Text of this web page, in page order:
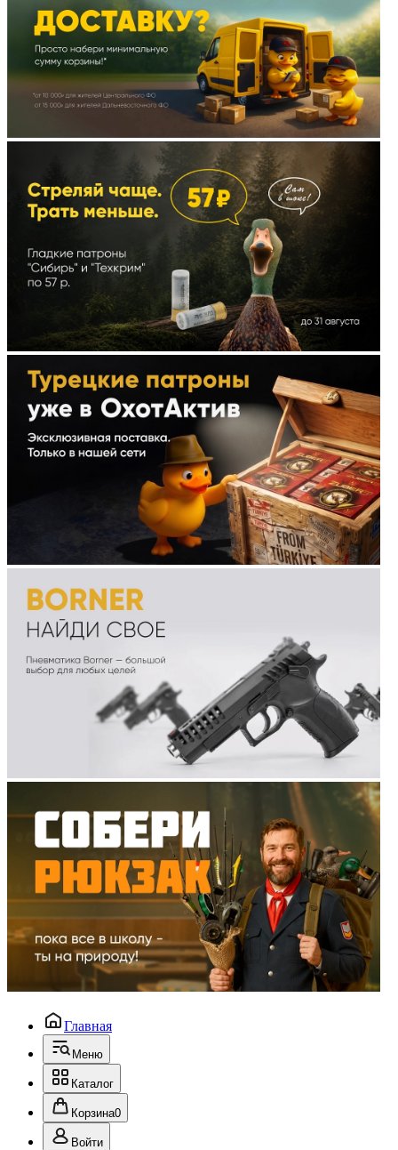
Главная
Меню
Каталог
Корзина0
Войти